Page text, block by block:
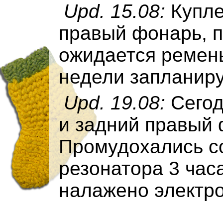
Upd. 15.08:
правый фонарь,
ожидается
недели
Upd. 19.08:
и задний правый
Промудохались
резонатора 3
налажено